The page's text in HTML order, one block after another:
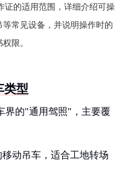
证的适用范围，详细介绍可操
常见设备，并说明操作时的
限。
类型
界的"通用驾照"，主要覆
动吊车，适合工地转场